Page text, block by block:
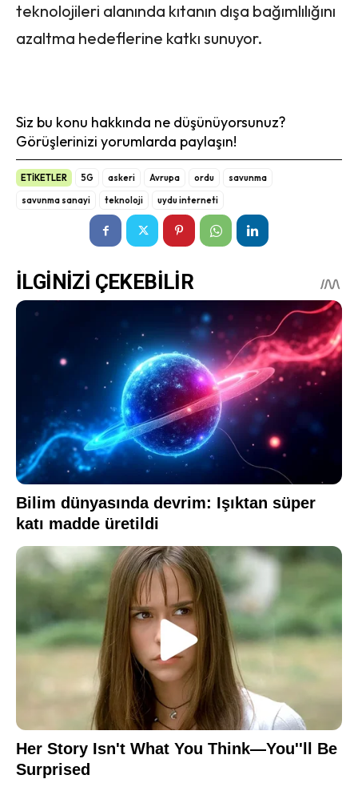
teknolojileri alanında kıtanın dışa bağımlılığını
azaltma hedeflerine katkı sunuyor.
Siz bu konu hakkında ne düşünüyorsunuz?
Görüşlerinizi yorumlarda paylaşın!
ETİKETLER 5G askeri Avrupa ordu
savunma
savunma sanayi
teknoloji uydu interneti